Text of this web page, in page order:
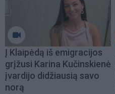
Į Klaipėdą iš emigracijos
grįžusi Karina Kučinskienė
įvardijo didžiausią savo
norą